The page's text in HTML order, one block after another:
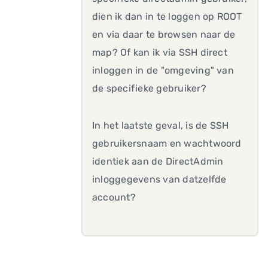
dien ik dan in te loggen op ROOT
en via daar te browsen naar de
map? Of kan ik via SSH direct
inloggen in de "omgeving" van
de specifieke gebruiker?
In het laatste geval, is de SSH
gebruikersnaam en wachtwoord
identiek aan de DirectAdmin
inloggegevens van datzelfde
account?